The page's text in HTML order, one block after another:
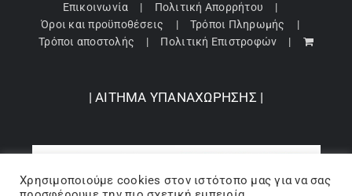
Επικοινωνία
Πολιτική Απορρήτου
Όροι και προϋποθέσεις
Τρόποι Πληρωμής
Τρόποι αποστολής
Πολιτική Επιστροφών
| ΑΙΤΗΜΑ ΥΠΑΝΑΧΩΡΗΣΗΣ |
Χρησιμοποιούμε cookies στον ιστότοπo μας για να σας